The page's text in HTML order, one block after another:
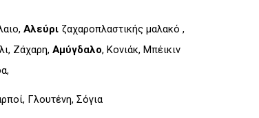
Αλεύρι ζαχαροπλαστικής μαλακό ,
Ζάχαρη,Αμύγδαλο, Κονιάκ, Μπέικιν
Γλουτένη, Σόγια